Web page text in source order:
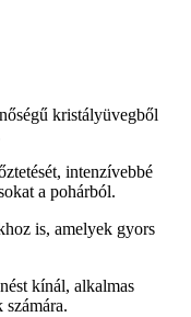
kristályüvegből
intenzívebbé
a pohárból.
is, amelyek gyors
kínál, alkalmas